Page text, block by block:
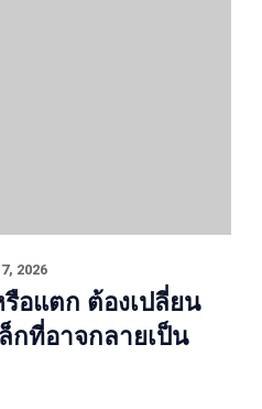
2026
อแตก ต้องเปลี่ยน
กที่อาจกลายเป็น